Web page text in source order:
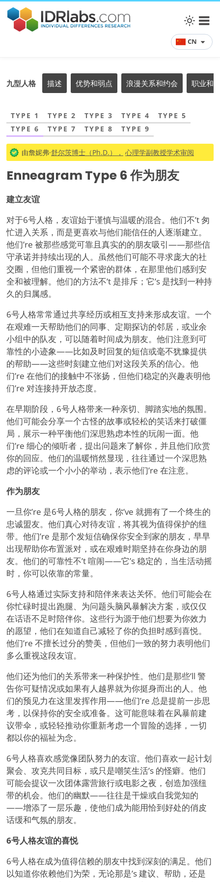
CN
九型人格 描述 优势和弱点 浪漫关系和约会 职业和
TYPE 1 TYPE 2 TYPE 3 TYPE 4
TYPE 5
TYPE 6
TYPE 7 TYPE 8 TYPE 9
由詹妮弗·舒尔茨博士（Ph.D.）， 心理学副教授学术审阅
Enneagram Type 6 作为朋友
建立友谊
对于6号人格，友谊始于谨慎与温暖的混合。他们不’t 匆
忙进入关系，而是更喜欢与他们能信任的人逐渐建立。
他们’re 被那些感觉可靠且真实的的朋友吸引——那些信
守承诺并持续出现的人。虽然他们可能不寻求庞大的社
交圈，但他们重视一个紧密的群体，在那里他们感到安
全和被理解。他们的方法不’t 是排斥；它’s 是找到一种持
久的归属感。
6号人格常常通过共享经历或相互支持来形成友谊。一个
在艰难一天帮助他们的同事、定期探访的邻居，或业余
小组中的队友，可以随着时间成为朋友。他们注意到可
靠性的小迹象——比如及时回复的短信或毫不犹豫提供
的帮助——这些时刻建立他们对这段关系的信心。他
们’re 在他们的接触中不张扬，但他们稳定的兴趣表明他
们’re 对连接持开放态度。
在早期阶段，6号人格带来一种亲切、脚踏实地的氛围。
他们可能会分享一个古怪的故事或轻松的笑话来打破僵
局，展示一种平衡他们深思熟虑本性的玩闹一面。他
们’re 细心的倾听者，提出问题来了解你，并且他们欣赏
你的回应。他们的温暖悄然显现，往往通过一个深思熟
虑的评论或一个小小的举动，表示他们’re 在注意。
作为朋友
一旦你’re 是6号人格的朋友，你’ve 就拥有了一个终生的
忠诚盟友。他们真心对待友谊，将其视为值得保护的纽
带。他们’re 是那个发短信确保你安全到家的朋友，早早
出现帮助你布置派对，或在艰难时期坚持在你身边的朋
友。他们的可靠性不’t 喧闹——它’s 稳定的，当生活动摇
时，你可以依靠的常量。
6号人格通过实际支持和陪伴来表达关怀。他们可能会在
你忙碌时提出跑腿、为问题头脑风暴解决方案，或仅仅
在话语不足时陪伴你。这些行为源于他们想要为你效力
的愿望，他们在知道自己减轻了你的负担时感到喜悦。
他们’re 不擅长过分的赞美，但他们一致的努力表明他们
多么重视这段友谊。
他们还为他们的关系带来一种保护性。他们是那些’ll 警
告你可疑情况或如果有人越界就为你挺身而出的人。他
们的预见力在这里发挥作用——他们’re 总是提前一步思
考，以保持你的安全或准备。这可能意味着在风暴前建
议带伞，或轻轻推动你重新考虑一个冒险的选择，一切
都以你的福祉为念。
6号人格喜欢感觉像团队努力的友谊。他们喜欢一起计划
聚会、攻克共同目标，或只是嘲笑生活’s 的怪癖。他们
可能会提议一次团体露营旅行或电影之夜，创造加强纽
带的机会。他们的幽默——往往是干燥或自我觉知的
——增添了一层乐趣，使他们成为能用恰到好处的俏皮
话缓和气氛的朋友。
6号人格友谊的喜悦
6号人格在成为值得信赖的朋友中找到深刻的满足。他们
以知道你依赖他们为荣，无论那是’s 建议、帮助，还是